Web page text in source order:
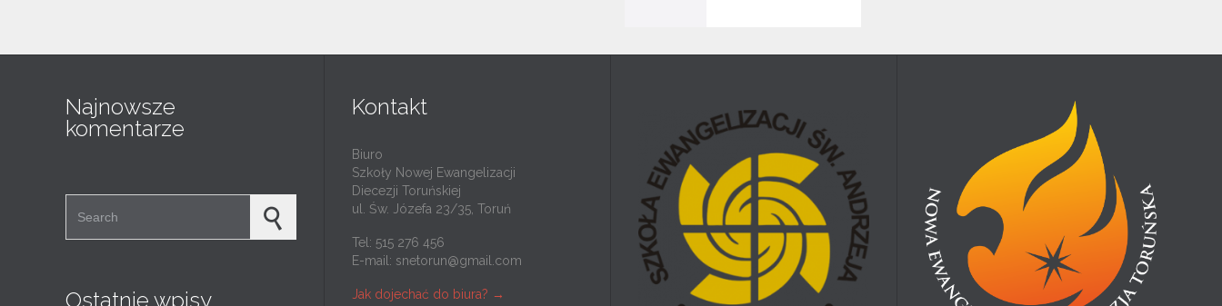
Najnowsze
komentarze
Ostatnie wpisy
Kontakt
Biuro
Szkoły Nowej Ewangelizacji
Diecezji Toruńskiej
ul. Św. Józefa 23/35, Toruń
Tel: 515 276 456
E-mail: snetorun@gmail.com
Jak dojechać do biura? →